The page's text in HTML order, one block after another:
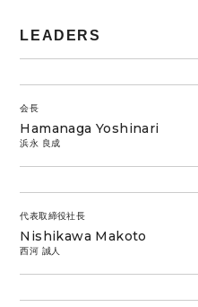
LEADERS
会長
Hamanaga Yoshinari
浜永 良成
代表取締役社長
Nishikawa Makoto
西河 誠人